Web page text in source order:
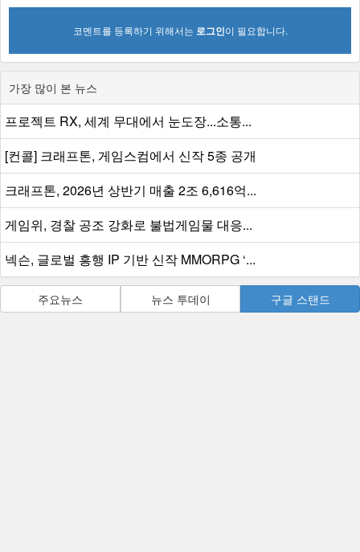
코멘트를 등록하기 위해서는 로그인이 필요합니다.
가장 많이 본 뉴스
프로젝트 RX, 세계 무대에서 눈도장...소통...
[컨콜] 크래프톤, 게임스컴에서 신작 5종 공개
크래프톤, 2026년 상반기 매출 2조 6,616억...
게임위, 경찰 공조 강화로 불법게임물 대응...
넥슨, 글로벌 흥행 IP 기반 신작 MMORPG ‘...
주요뉴스 뉴스 투데이 구글 스탠드